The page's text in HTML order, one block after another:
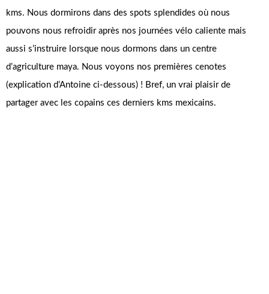
kms. Nous dormirons dans des spots splendides où nous
pouvons nous refroidir après nos journées vélo caliente mais
aussi s’instruire lorsque nous dormons dans un centre
d’agriculture maya. Nous voyons nos premières cenotes
(explication d’Antoine ci-dessous) ! Bref, un vrai plaisir de
partager avec les copains ces derniers kms mexicains.